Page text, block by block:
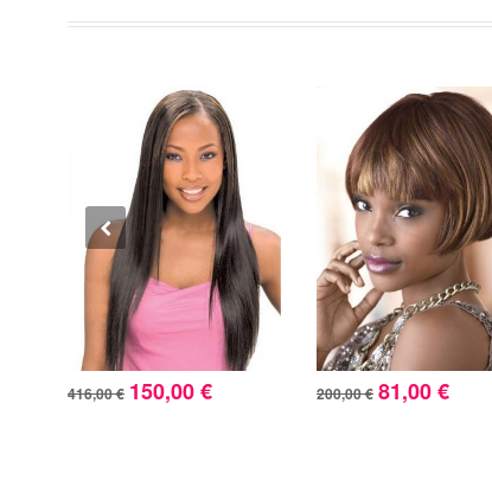
416,00 € 150,00 € 200,00 € 81,00 €